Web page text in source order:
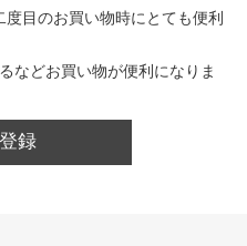
度目のお買い物時にとても便利
などお買い物が便利になりま
録